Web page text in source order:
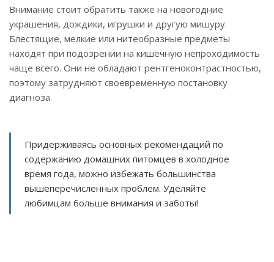
Внимание стоит обратить также на новогодние
украшения, дождики, игрушки и другую мишуру.
Блестящие, мелкие или нитеобразные предметы
находят при подозрении на кишечную непроходимость
чаще всего. Они не обладают рентгеноконтрастностью,
поэтому затрудняют своевременную постановку
диагноза.
Придерживаясь основных рекомендаций по
содержанию домашних питомцев в холодное
время года, можно избежать большинства
вышеперечисленных проблем. Уделяйте
любимцам больше внимания и заботы!